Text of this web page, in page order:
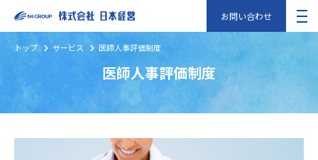
お問い合わせ
トップ サービス 医師人事評価制度
医師人事評価制度